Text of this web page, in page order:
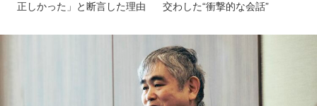
正しかった」と断言した理由
交わした“衝撃的な会話”